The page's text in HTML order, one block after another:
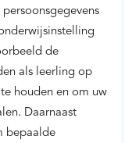
de
als leerling op
houden en om uw
Daarnaast
bepaalde